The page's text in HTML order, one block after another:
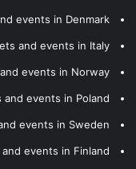
events in Denmark
and events in Italy
events in Norway
and events in Poland
events in Sweden
events in Finland